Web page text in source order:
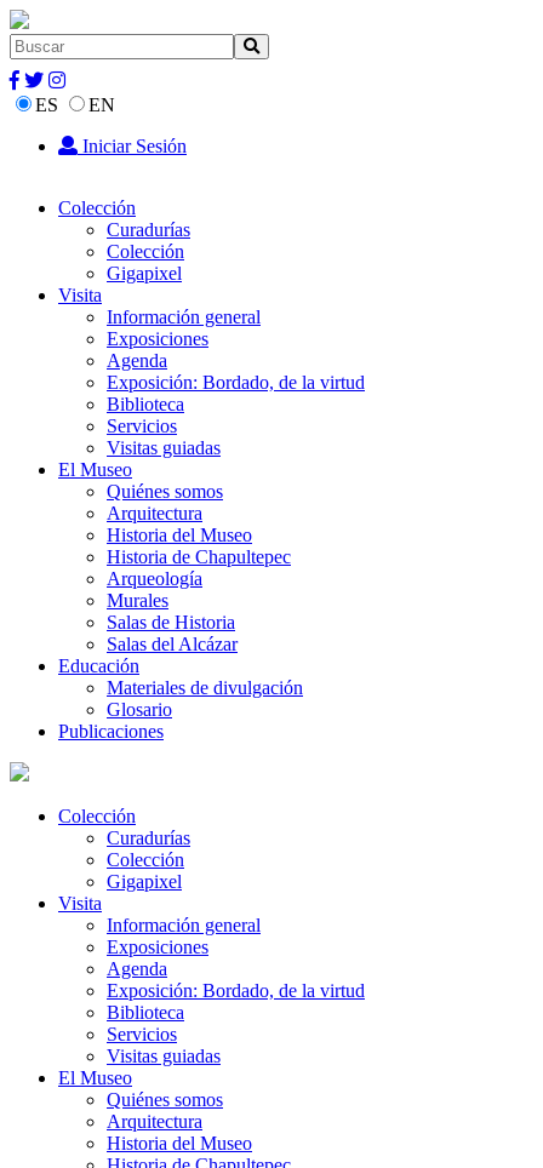
ES
EN
Iniciar Sesión
Colección
Curadurías
Colección
Gigapixel
Visita
Información general
Exposiciones
Agenda
Exposición: Bordado, de la virtud
Biblioteca
Servicios
Visitas guiadas
El Museo
Quiénes somos
Arquitectura
Historia del Museo
Historia de Chapultepec
Arqueología
Murales
Salas de Historia
Salas del Alcázar
Educación
Materiales de divulgación
Glosario
Publicaciones
Colección
Curadurías
Colección
Gigapixel
Visita
Información general
Exposiciones
Agenda
Exposición: Bordado, de la virtud
Biblioteca
Servicios
Visitas guiadas
El Museo
Quiénes somos
Arquitectura
Historia del Museo